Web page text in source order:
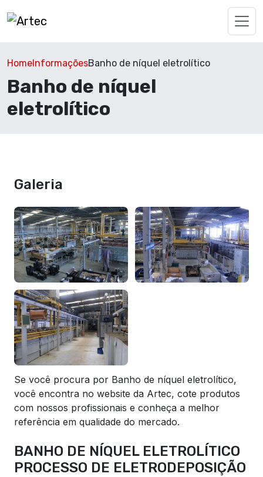
HomeInformaçõesBanho de níquel eletrolítico
Banho de níquel
eletrolítico
Galeria
Se você procura por Banho de níquel eletrolítico,
você encontra no website da Artec, cote produtos
com nossos profissionais e conheça a melhor
referência em qualidade do mercado.
BANHO DE NÍQUEL ELETROLÍTICO
PROCESSO DE ELETRODEPOSIÇÃO